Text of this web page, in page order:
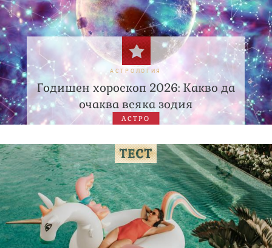
АСТРОЛОГИЯ
Годишен хороскоп 2026: Какво да
очаква всяка зодия
АСТРО